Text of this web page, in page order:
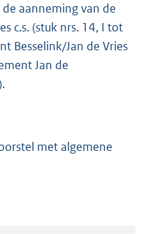
aanneming van de
c.s. (stuk nrs. 14, I tot
Besselink/Jan de Vries
Jan de
met algemene